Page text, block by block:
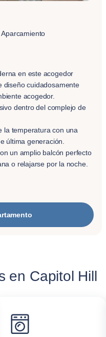
Aparcamiento
en este acogedor
diseño cuidadosamente
acogedor.
dentro del complejo de
la temperatura con una
última generación.
un amplio balcón perfecto
o relajarse por la noche.
en Capitol Hill